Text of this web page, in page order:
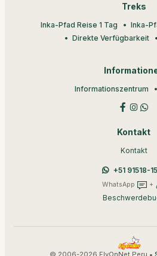
Treks
Inka-Pfad Reise 1 Tag
Inka-
Direkte Verfügbarkeit
Informationszentrum
Kontakt
Kontakt
+51 91518-
WhatsApp +
© 2006-2026 FlyOnNet Peru •